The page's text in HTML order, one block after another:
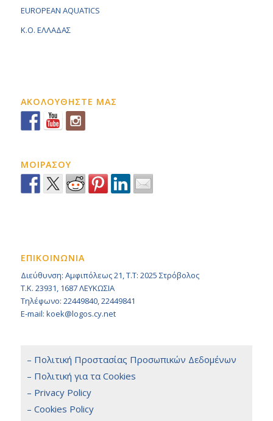
EUROPEAN AQUATICS
K.O. ΕΛΛΑΔΑΣ
ΑΚΟΛΟΥΘΗΣΤΕ ΜΑΣ
ΜΟΙΡΑΣΟΥ
ΕΠΙΚΟΙΝΩΝΙΑ
Διεύθυνση: Αμφιπόλεως 21, Τ.Τ: 2025 Στρόβολος
Τ.Κ. 23931, 1687 ΛΕΥΚΩΣΙΑ
Τηλέφωνο: 22449840, 22449841
E-mail: koek@logos.cy.net
– Πολιτική Προστασίας Προσωπικών Δεδομένων
– Πολιτική για τα Cookies
– Privacy Policy
– Cookies Policy